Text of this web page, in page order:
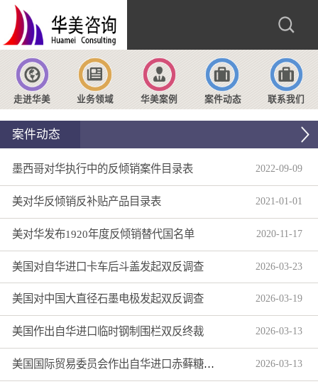
走进华美 业务领域 华美案例 案件动态 联系我们
案件动态
墨西哥对华执行中的反倾销案件目录表 2022-09-09
美对华反倾销反补贴产品目录表 2021 -01 -01
美对华发布1920年度反倾销替代国名单 2020-11 -17
美国对自华进口卡车后斗盖发起双反调查 2026-03-23
美国对中国大直径石墨电极发起双反调查 2026-03-19
美国作出自华进口临时钢制围栏双反终裁 2026-03-13
美国国际贸易委员会作出自华进口赤藓糖醇双反产业损害终裁 2026-03-13